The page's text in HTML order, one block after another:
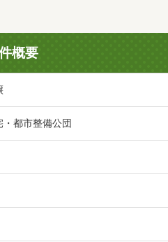
概要
・都市整備公団